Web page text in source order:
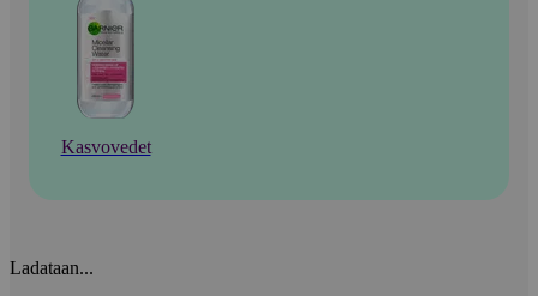
Kasvovedet
Ladataan...